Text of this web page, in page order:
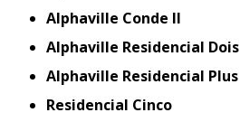
Alphaville Conde II
Alphaville Residencial Dois
Alphaville Residencial Plus
Residencial Cinco